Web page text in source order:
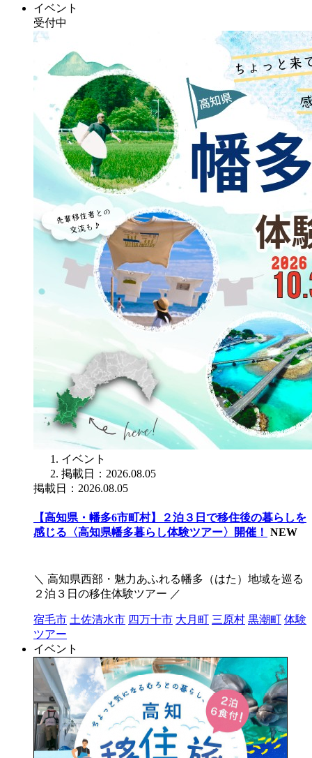
イベント
受付中
イベント
掲載日：2026.08.05
掲載日：2026.08.05
【高知県・幡多6市町村】２泊３日で移住後の暮らしを
感じる〈高知県幡多暮らし体験ツアー〉開催！ NEW
＼ 高知県西部・魅力あふれる幡多（はた）地域を巡る
２泊３日の移住体験ツアー ／
宿毛市 土佐清水市 四万十市 大月町 三原村 黒潮町 体験
ツアー
イベント